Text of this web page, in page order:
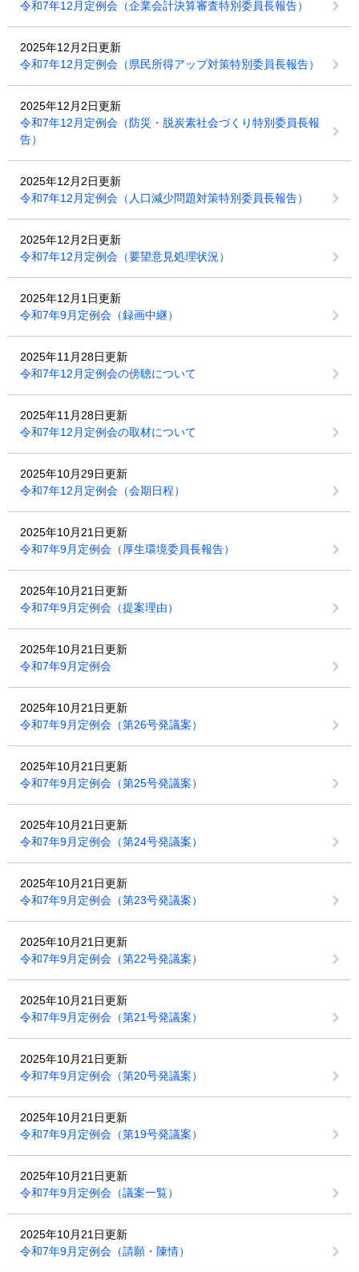
令和7年12月定例会（企業会計決算審査特別委員長報告）
2025年12月2日更新
令和7年12月定例会（県民所得アップ対策特別委員長報告）
2025年12月2日更新
令和7年12月定例会（防災・脱炭素社会づくり特別委員長報
告）
2025年12月2日更新
令和7年12月定例会（人口減少問題対策特別委員長報告）
2025年12月2日更新
令和7年12月定例会（要望意見処理状況）
2025年12月1日更新
令和7年9月定例会（録画中継）
2025年11月28日更新
令和7年12月定例会の傍聴について
2025年11月28日更新
令和7年12月定例会の取材について
2025年10月29日更新
令和7年12月定例会（会期日程）
2025年10月21日更新
令和7年9月定例会（厚生環境委員長報告）
2025年10月21日更新
令和7年9月定例会（提案理由）
2025年10月21日更新
令和7年9月定例会
2025年10月21日更新
令和7年9月定例会（第26号発議案）
2025年10月21日更新
令和7年9月定例会（第25号発議案）
2025年10月21日更新
令和7年9月定例会（第24号発議案）
2025年10月21日更新
令和7年9月定例会（第23号発議案）
2025年10月21日更新
令和7年9月定例会（第22号発議案）
2025年10月21日更新
令和7年9月定例会（第21号発議案）
2025年10月21日更新
令和7年9月定例会（第20号発議案）
2025年10月21日更新
令和7年9月定例会（第19号発議案）
2025年10月21日更新
令和7年9月定例会（議案一覧）
2025年10月21日更新
令和7年9月定例会（請願・陳情）